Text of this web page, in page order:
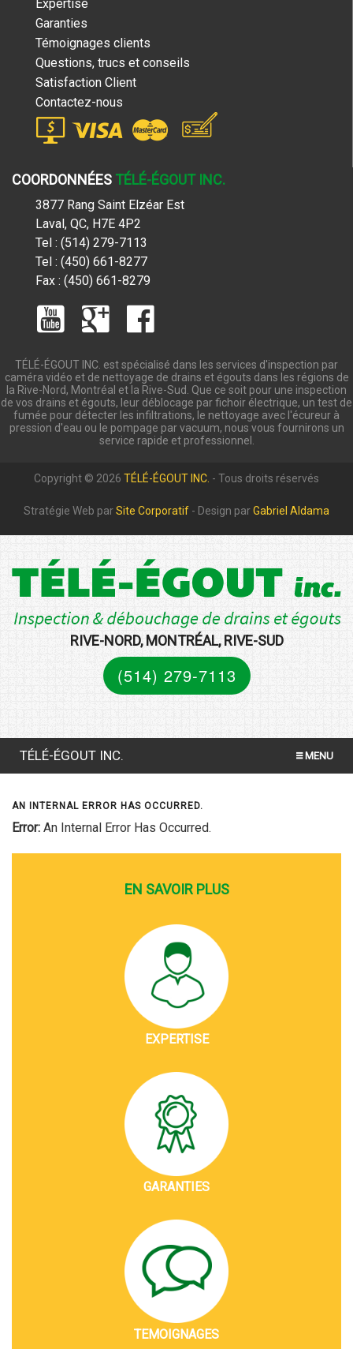
Expertise
Garanties
Témoignages clients
Questions, trucs et conseils
Satisfaction Client
Contactez-nous
COORDONNÉES TÉLÉ-ÉGOUT INC.
3877 Rang Saint Elzéar Est
Laval, QC, H7E 4P2
Tel : (514) 279-7113
Tel : (450) 661-8277
Fax : (450) 661-8279
TÉLÉ-ÉGOUT INC. est spécialisé dans les services d'inspection par
caméra vidéo et de nettoyage de drains et égouts dans les régions de
la Rive-Nord, Montréal et la Rive-Sud. Que ce soit pour une inspection
de vos drains et égouts, leur déblocage par fichoir électrique, un test de
fumée pour détecter les infiltrations, le nettoyage avec l'écureur à
pression d'eau ou le pompage par vacuum, nous vous fournirons un
service rapide et professionnel.
Copyright © 2026 TÉLÉ-ÉGOUT INC. - Tous droits réservés
Stratégie Web parSite Corporatif - Design parGabriel Aldama
RIVE-NORD, MONTRÉAL, RIVE-SUD
(514) 279-7113
TÉLÉ-ÉGOUT INC. MENU
DÉBOUCHAGE AU FICHOIR
AN INTERNAL ERROR HAS OCCURRED.
Error: An Internal Error Has Occurred.
EN SAVOIR PLUS
EXPERTISE
GARANTIES
TEMOIGNAGES